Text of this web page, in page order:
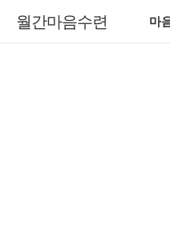
월간마음수련 마